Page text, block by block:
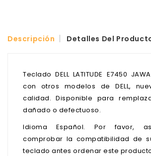
Descripción Detalles Del
Teclado DELL LATITUDE E7450
con otros modelos de DELL,
calidad. Disponible para
dañado o defectuoso.
Idioma Español. Por favor,
comprobar la compatibilidad de
teclado antes ordenar este